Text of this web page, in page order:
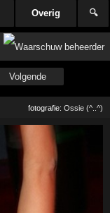
Overig 🔍
Volgende
fotografie: Ossie (^..^)